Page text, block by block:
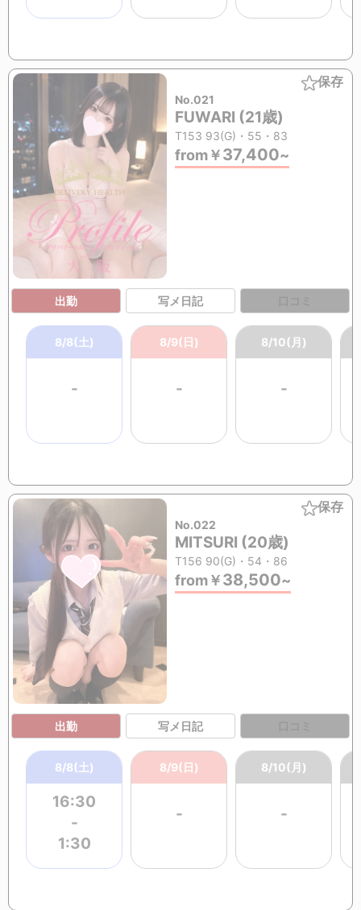
保存
No.021
FUWARI (21歳)
T153 93(G)・55・83
from￥37,400~
出勤 写メ日記
8/8(土)
-
8/9(日)
-
8/10(月)
-
保存
No.022
MITSURI (20歳)
T156 90(G)・54・86
from￥38,500~
出勤 写メ日記
8/8(土)
16:30
-
1:30
8/9(日)
-
8/10(月)
-